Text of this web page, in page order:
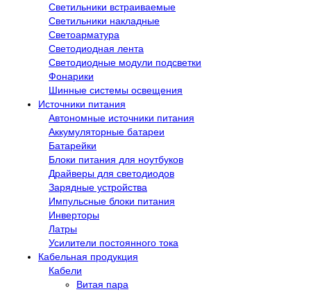
Светильники встраиваемые
Светильники накладные
Светоарматура
Светодиодная лента
Светодиодные модули подсветки
Фонарики
Шинные системы освещения
Источники питания
Автономные источники питания
Аккумуляторные батареи
Батарейки
Блоки питания для ноутбуков
Драйверы для светодиодов
Зарядные устройства
Импульсные блоки питания
Инверторы
Латры
Усилители постоянного тока
Кабельная продукция
Кабели
Витая пара